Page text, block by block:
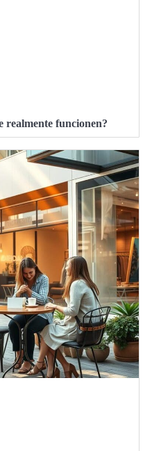
realmente funcionen?